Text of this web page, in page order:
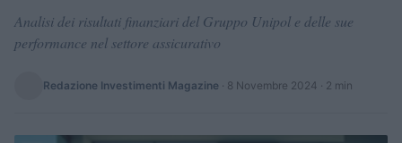
Analisi dei risultati finanziari del Gruppo Unipol e delle sue
performance nel settore assicurativo
Redazione Investimenti Magazine · 8 Novembre 2024 · 2 min